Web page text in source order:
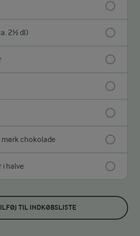
2½ dl)
chokolade
i halve
TIL INDKØBSLISTE